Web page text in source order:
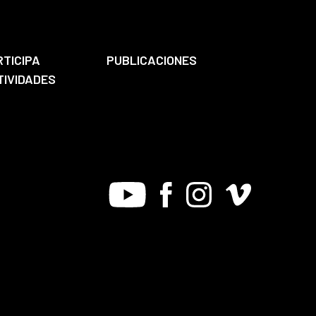
PUBLICACIONES
Youtube FacebookInstagram
Vimeo